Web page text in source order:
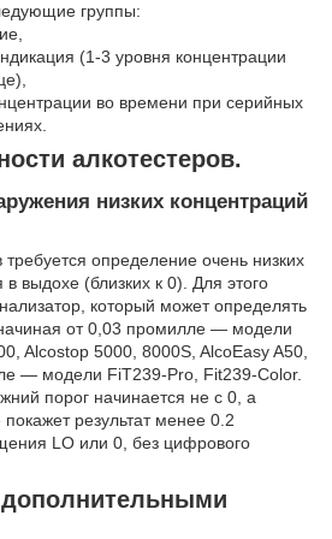
группы:
(1-3 уровня концентрации
во времени при серийных
алкотестеров.
низких концентраций
определение очень низких
в выдохе (близких к 0). Для этого
который может определять
от 0,03 промилле ― модели
Alcostop 5000, 8000S, AlcoEasy A50,
― модели FiT239-Pro, Fit239-Color.
порог начинается не с 0, а
результат менее 0.2
LO или 0, без цифрового